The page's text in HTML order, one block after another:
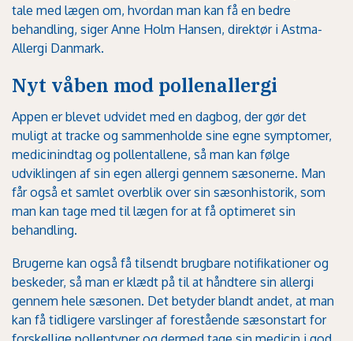
tale med lægen om, hvordan man kan få en bedre
behandling, siger Anne Holm Hansen, direktør i Astma-
Allergi Danmark.
Nyt våben mod pollenallergi
Appen er blevet udvidet med en dagbog, der gør det
muligt at tracke og sammenholde sine egne symptomer,
medicinindtag og pollentallene, så man kan følge
udviklingen af sin egen allergi gennem sæsonerne. Man
får også et samlet overblik over sin sæsonhistorik, som
man kan tage med til lægen for at få optimeret sin
behandling.
Brugerne kan også få tilsendt brugbare notifikationer og
beskeder, så man er klædt på til at håndtere sin allergi
gennem hele sæsonen. Det betyder blandt andet, at man
kan få tidligere varslinger af forestående sæsonstart for